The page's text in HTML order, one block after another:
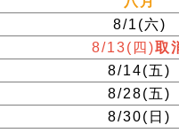
8/1(六)
8/13( 四 )取
8/14(五)
8/28(五)
8/30( 日 )